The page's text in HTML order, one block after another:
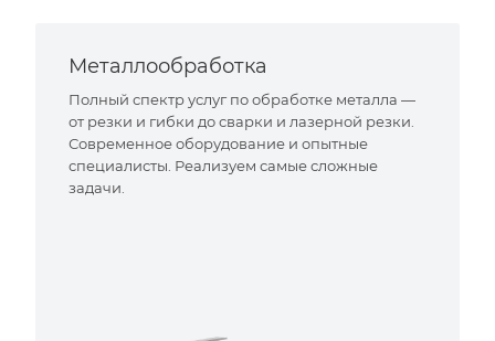
Металлообработка
Полный спектр услуг по обработке металла —
от резки и гибки до сварки и лазерной резки.
Современное оборудование и опытные
специалисты. Реализуем самые сложные
задачи.